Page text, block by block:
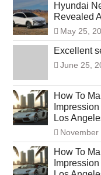
Hyundai
Revealed
May 25,
Excellent
June 25,
How To
Los
How To